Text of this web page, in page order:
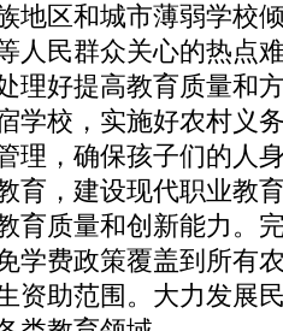
地区和城市薄弱学校
人民群众关心的热点
理好提高教育质量和
学校，实施好农村义
理，确保孩子们的人
育，建设现代职业教
育质量和创新能力。
学费政策覆盖到所有
资助范围。大力发展